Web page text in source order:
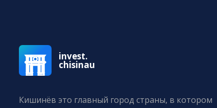
invest.
chisinau
Кишинёв это главный город страны, в котором